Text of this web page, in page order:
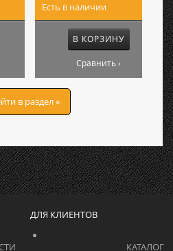
Есть в наличии
В КОРЗИНУ
Сравнить ›
в раздел »
ДЛЯ КЛИЕНТОВ